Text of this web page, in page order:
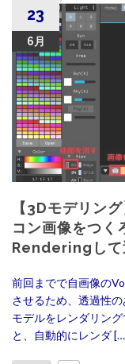
23
6月
【3Dモデリ
コン画像をつ
Renderingして
前回までで自画像の
させるため、透過性
モデルをレンダリン
と、自動的にレンダ